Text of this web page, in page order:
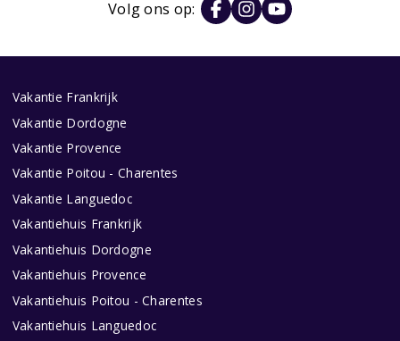
Volg ons op:
Vakantie Frankrijk
Vakantie Dordogne
Vakantie Provence
Vakantie Poitou - Charentes
Vakantie Languedoc
Vakantiehuis Frankrijk
Vakantiehuis Dordogne
Vakantiehuis Provence
Vakantiehuis Poitou - Charentes
Vakantiehuis Languedoc